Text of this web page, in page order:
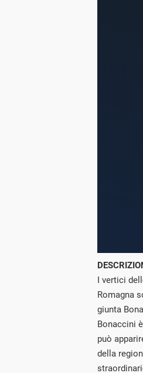
I vertici
Romagna
giunta
Bonaccini
può
della